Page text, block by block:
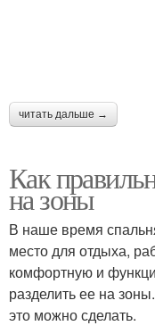
читать дальше →
Как
на зоны
В наше время
место для отдыха,
комфортную и
разделить ее на
это можно сделать.